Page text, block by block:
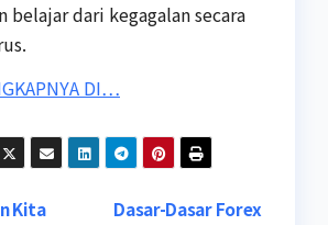
belajar dari kegagalan secara
DI…
Dasar-Dasar Forex
Kita